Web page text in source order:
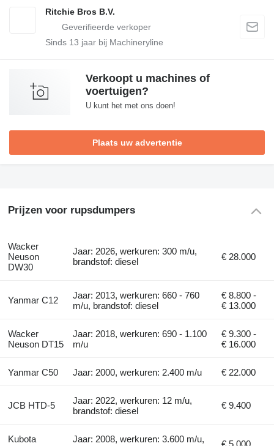
Ritchie Bros B.V.
Sinds 13 jaar bij Machineryline
Verkoopt u machines of
voertuigen?
U kunt het met ons doen!
Plaats uw advertentie
Prijzen voor rupsdumpers
Wacker
Neuson
DW30
Jaar: 2026, werkuren: 300 m/u,
brandstof: diesel
€ 28.000
Yanmar C12
Jaar: 2013, werkuren: 660 - 760
m/u, brandstof: diesel
€ 8.800 -
€ 13.000
Wacker
Neuson DT15
Jaar: 2018, werkuren: 690 - 1.100
m/u
€ 9.300 -
€ 16.000
Yanmar C50 Jaar: 2000, werkuren: 2.400 m/u € 22.000
JCB HTD-5
Jaar: 2022, werkuren: 12 m/u,
brandstof: diesel
€ 9.400
Kubota
Jaar: 2008, werkuren: 3.600 m/u,